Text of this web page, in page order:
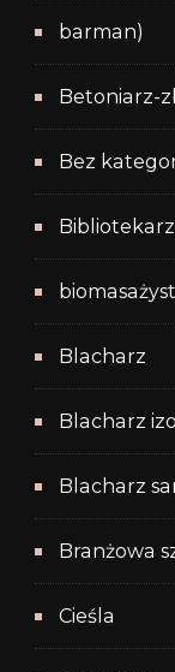
barman)
Betoniarz-
Bez
Bibliotekarz
Blacharz
Blacharz
Blacharz
Branżowa
Cieśla